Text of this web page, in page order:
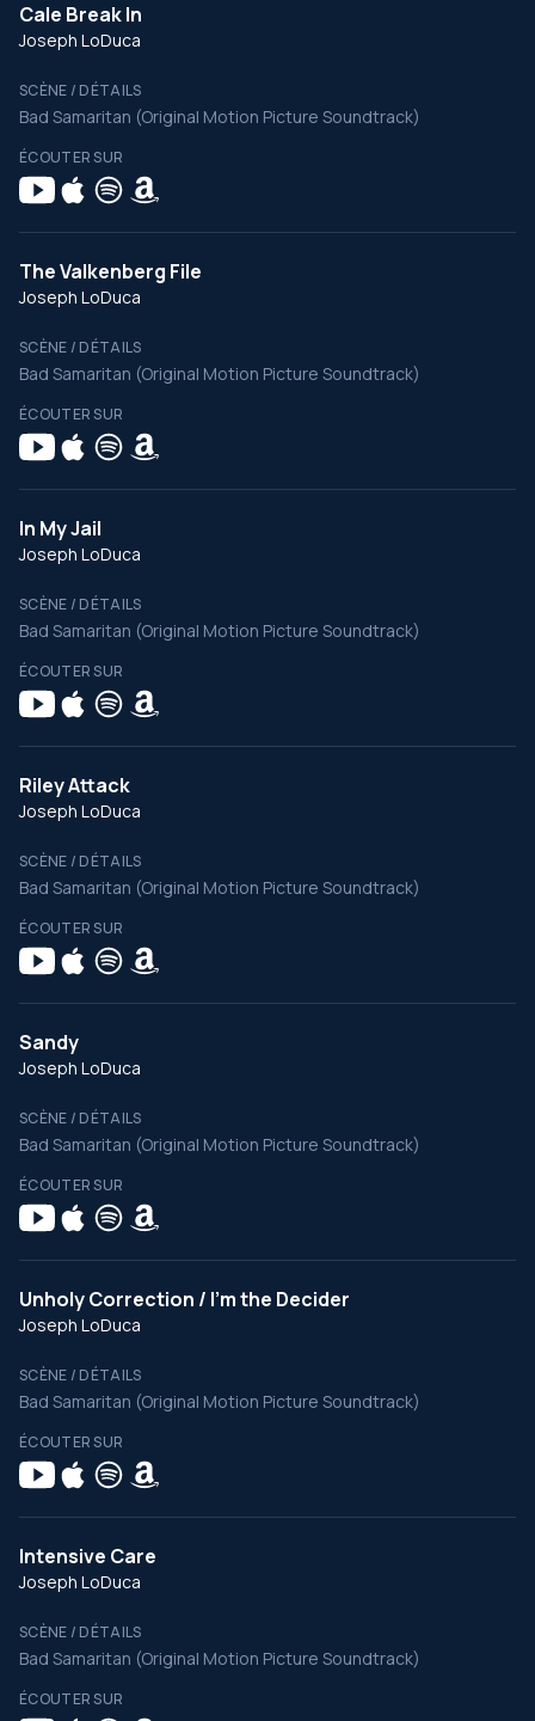
Cale Break In
Joseph LoDuca
SCÈNE / DÉTAILS
Bad Samaritan (Original Motion Picture Soundtrack)
ÉCOUTER SUR
The Valkenberg File
Joseph LoDuca
SCÈNE / DÉTAILS
Bad Samaritan (Original Motion Picture Soundtrack)
ÉCOUTER SUR
In My Jail
Joseph LoDuca
SCÈNE / DÉTAILS
Bad Samaritan (Original Motion Picture Soundtrack)
ÉCOUTER SUR
Riley Attack
Joseph LoDuca
SCÈNE / DÉTAILS
Bad Samaritan (Original Motion Picture Soundtrack)
ÉCOUTER SUR
Sandy
Joseph LoDuca
SCÈNE / DÉTAILS
Bad Samaritan (Original Motion Picture Soundtrack)
ÉCOUTER SUR
Unholy Correction / I'm the Decider
Joseph LoDuca
SCÈNE / DÉTAILS
Bad Samaritan (Original Motion Picture Soundtrack)
ÉCOUTER SUR
Intensive Care
Joseph LoDuca
SCÈNE / DÉTAILS
Bad Samaritan (Original Motion Picture Soundtrack)
ÉCOUTER SUR